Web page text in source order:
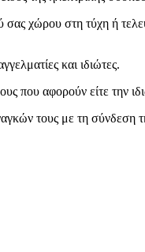
χώρου στη τύχη ή
και ιδιώτες.
αφορούν είτε την
τους με τη σύνδεση